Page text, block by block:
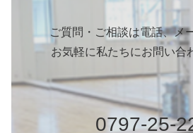
ご質問・ご相談は電話、メ
お気軽に私たちにお問い合
0797-25-